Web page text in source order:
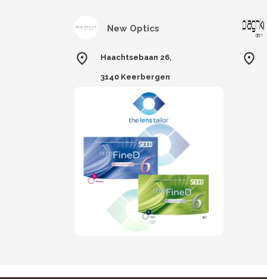
New Optics
Haachtsebaan 26,
3140 Keerbergen